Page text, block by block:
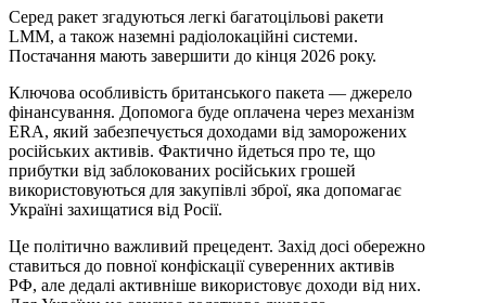
Серед ракет згадуються легкі багатоцільові ракети
LMM, а також наземні радіолокаційні системи.
Постачання мають завершити до кінця 2026 року.
Ключова особливість британського пакета — джерело
фінансування. Допомога буде оплачена через механізм
ERA, який забезпечується доходами від заморожених
російських активів. Фактично йдеться про те, що
прибутки від заблокованих російських грошей
використовуються для закупівлі зброї, яка допомагає
Україні захищатися від Росії.
Це політично важливий прецедент. Захід досі обережно
ставиться до повної конфіскації суверенних активів
РФ, але дедалі активніше використовує доходи від них.